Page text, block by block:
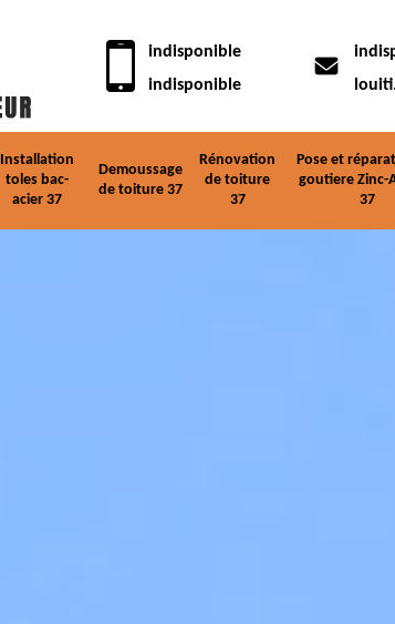
indisponible
indisponible
Installation
toles bac-
acier 37
Demoussage
de toiture 37
Rénovation
de toiture
37
Pose et
goutiere Zinc-
37